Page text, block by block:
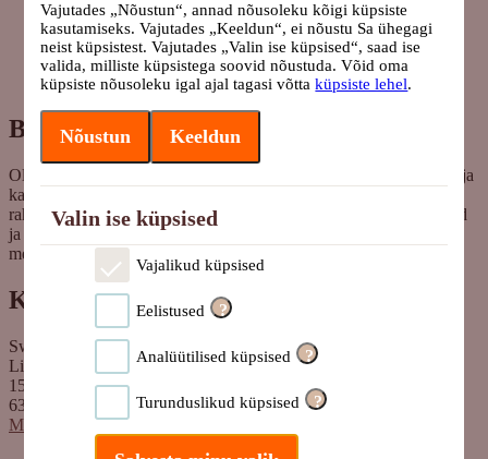
Vajutades „Nõustun“, annad nõusoleku kõigi küpsiste
kasutamiseks. Vajutades „Keeldun“, ei nõustu Sa ühegagi
neist küpsistest. Vajutades „Valin ise küpsised“, saad ise
valida, milliste küpsistega soovid nõustuda. Võid oma
küpsiste nõusoleku igal ajal tagasi võttaküpsiste lehel.
Nõustun Keeldun
Valin ise küpsised
Vajalikud küpsised
Eelistused ?
Analüütilised küpsised ?
Turunduslikud küpsised ?
Blogi
Oled Swedbanki blogi lehel, kus pakume lugejaile huvitavat infot ja
kasulikke nõuandeid, et saaksite teha kaalutud valikuid oma
rahaasjade korraldamisel. Ootame väga teie küsimusi, ettepanekuid
ja arvamusi, millistel teemadel siit blogist lugeda sooviksite:
meedia@swedbank.ee.
Kontakt
Swedbank AS
Liivalaia 34
15040 Tallinn, Estonia
6310 310
Meediale ja partneritele